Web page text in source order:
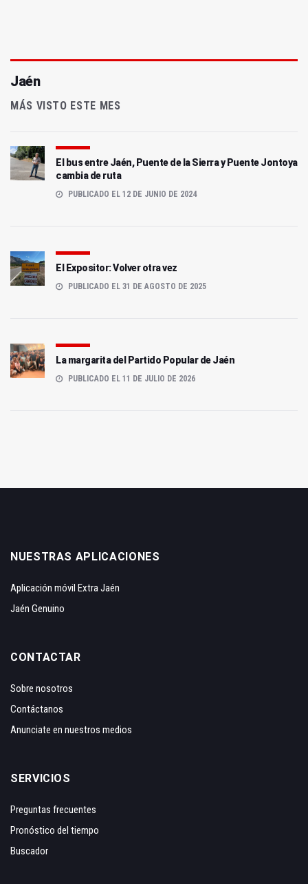
Jaén
MÁS VISTO ESTE MES
El bus entre Jaén, Puente de la Sierra y Puente Jontoya
cambia de ruta
PUBLICADO EL 12 DE JUNIO DE 2024
El Expositor: Volver otra vez
PUBLICADO EL 31 DE AGOSTO DE 2025
La margarita del Partido Popular de Jaén
PUBLICADO EL 11 DE JULIO DE 2026
NUESTRAS APLICACIONES
Aplicación móvil Extra Jaén
Jaén Genuino
CONTACTAR
Sobre nosotros
Contáctanos
Anunciate en nuestros medios
SERVICIOS
Preguntas frecuentes
Pronóstico del tiempo
Buscador